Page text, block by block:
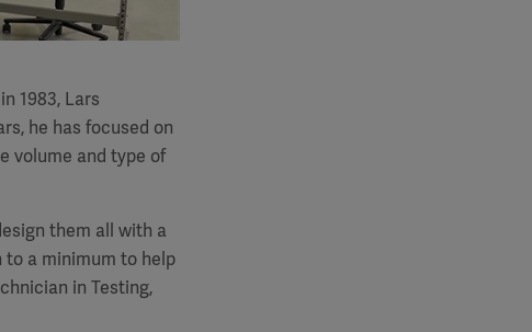
1983, Lars
he has focused on
volume and type of
them all with a
a minimum to help
in Testing,